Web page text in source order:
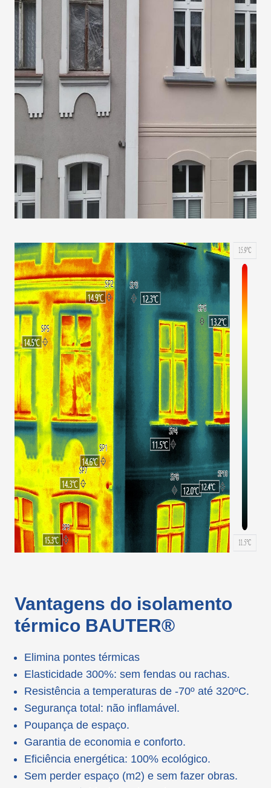
Vantagens do isolamento
térmico BAUTER®
Elimina pontes térmicas
Elasticidade 300%: sem fendas ou rachas.
Resistência a temperaturas de -70º até 320ºC.
Segurança total: não inflamável.
Poupança de espaço.
Garantia de economia e conforto.
Eficiência energética: 100% ecológico.
Sem perder espaço (m2) e sem fazer obras.